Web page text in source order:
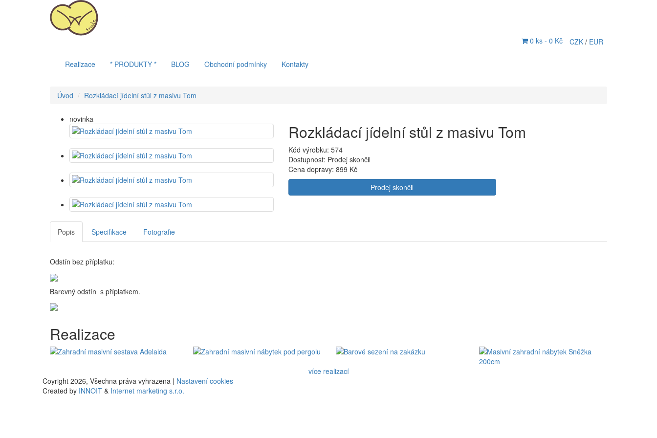
0 ks - 0 Kč CZK / EUR
Realizace * PRODUKTY * BLOG Obchodní podmínky Kontakty
Úvod Rozkládací jídelní stůl z masivu Tom
novinka
Rozkládací jídelní stůl z masivu Tom
Kód výrobku: 574
Dostupnost: Prodej skončil
Cena dopravy: 899 Kč
Prodej skončil
Popis Specifikace Fotografie
Odstín bez příplatku:
Barevný odstín s příplatkem.
Realizace
více realizací
Coyright 2026, Všechna práva vyhrazena | Nastavení cookies
Created by INNOIT & Internet marketing s.r.o.